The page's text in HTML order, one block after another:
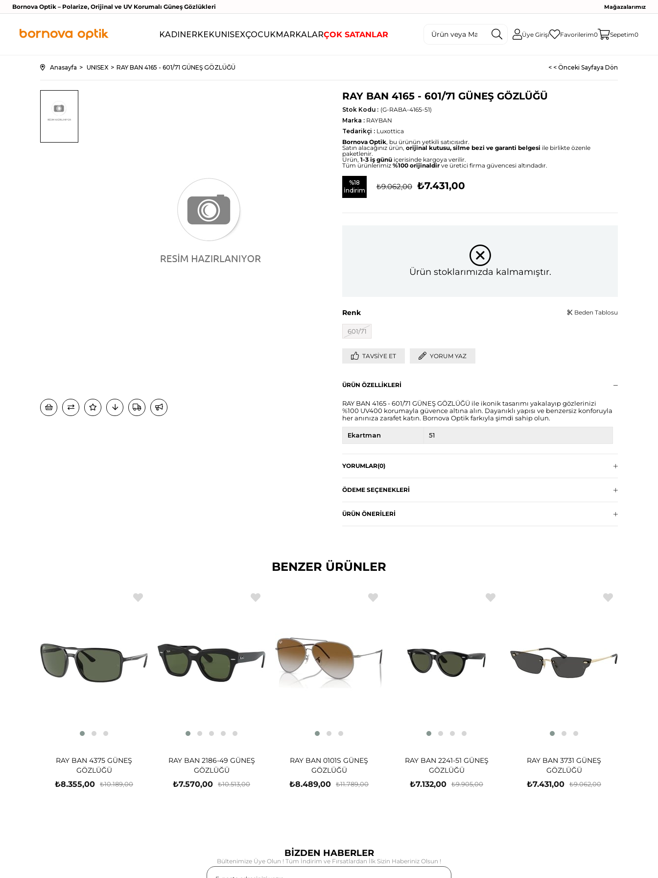
Bornova Optik – Polarize, Orijinal ve UV Korumalı Güneş Gözlükleri Mağazalarımız
KADINERKEKUNISEXÇOCUKMARKALARÇOK SATANLAR Üye Girişi Favorilerim0 Sepetim0
Anasayfa UNISEX RAY BAN 4165 - 601/71 GÜNEŞ GÖZLÜĞÜ < < Önceki Sayfaya Dön
RAY BAN 4165 - 601/71 GÜNEŞ GÖZLÜĞÜ
(G-RABA-4165-51)
Stok Kodu
Marka : RAYBAN
Tedarikçi : Luxottica
Bornova Optik, bu ürünün yetkili satıcısıdır.
Satın alacağınız ürün, orijinal kutusu, silme bezi ve garanti belgesi ile birlikte özenle
paketlenir.
Ürün, 1-3 iş günü içerisinde kargoya verilir.
Tüm ürünlerimiz %100 orijinaldirve üretici firma güvencesi altındadır.
%18
İndirim
₺9.062,00 ₺7.431,00
Ürün stoklarımızda kalmamıştır.
Renk
601/71
Beden Tablosu
TAVSIYE ET YORUM YAZ
ÜRÜN ÖZELLIKLERI
RAY BAN 4165 - 601/71 GÜNEŞ GÖZLÜĞÜ ile ikonik tasarımı yakalayıp gözlerinizi
%100 UV400 korumayla güvence altına alın. Dayanıklı yapısı ve benzersiz konforuyla
her anınıza zarafet katın. Bornova Optik farkıyla şimdi sahip olun.
Ekartman 51
YORUMLAR(0)
ÖDEME SEÇENEKLERI
ÜRÜN ÖNERILERI
BENZER ÜRÜNLER
RAY BAN 4375 GÜNEŞ
GÖZLÜĞÜ
₺8.355,00 ₺10.189,00
RAY BAN 2186-49 GÜNEŞ
GÖZLÜĞÜ
₺7.570,00 ₺10.513,00
RAY BAN 0101S GÜNEŞ
GÖZLÜĞÜ
₺8.489,00 ₺11.789,00
RAY BAN 2241-51 GÜNEŞ
GÖZLÜĞÜ
₺7.132,00 ₺9.905,00
RAY BAN 3731 GÜNEŞ
GÖZLÜĞÜ
₺7.431,00 ₺9.062,00
BİZDEN HABERLER
Bültenimize Üye Olun ! Tüm İndirim ve Fırsatlardan İlk Sizin Haberiniz Olsun !